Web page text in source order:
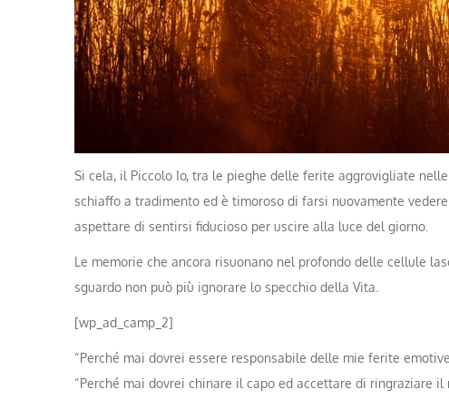
Si cela, il Piccolo Io, tra le pieghe delle ferite aggrovigliate
schiaffo a tradimento ed è timoroso di farsi nuovamente
aspettare di sentirsi fiducioso per uscire alla luce del giorno.
Le memorie che ancora risuonano nel profondo delle cellule
sguardo non può più ignorare lo specchio della Vita.
[wp_ad_camp_2]
“Perché mai dovrei essere responsabile delle mie ferite
“Perché mai dovrei chinare il capo ed accettare di ringraziare